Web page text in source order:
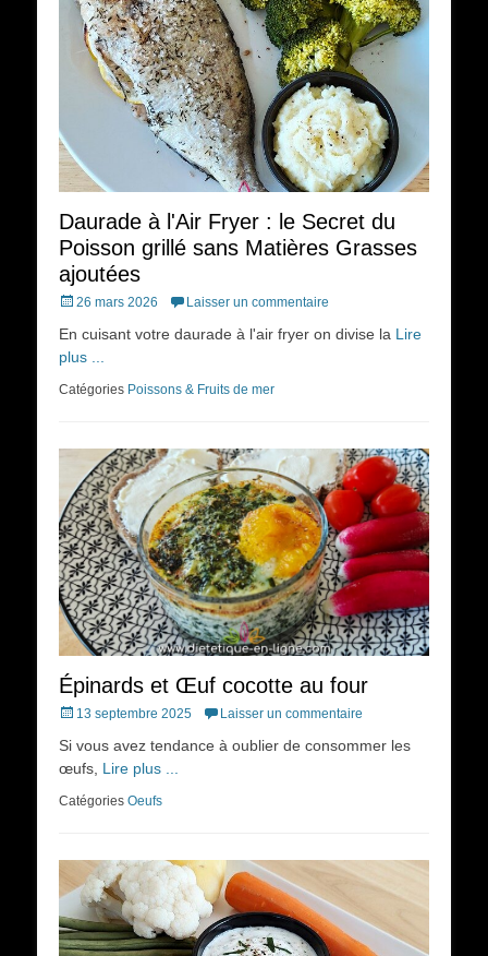
Daurade à l'Air Fryer : le Secret du
Poisson grillé sans Matières Grasses
ajoutées
Posted
26 mars 2026 Laisser un commentaire
En cuisant votre daurade à l'air fryer on divise la Lire
plus ...
Catégories Poissons & Fruits de mer
Épinards et Œuf cocotte au four
Posted
13 septembre 2025 Laisser un commentaire
Si vous avez tendance à oublier de consommer les
œufs, Lire plus ...
Catégories Oeufs